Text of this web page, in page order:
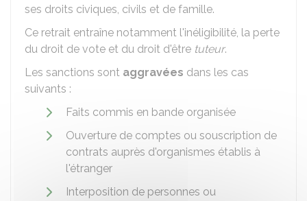
ses droits civiques, civils et de famille.
Ce retrait entraîne notamment l'inéligibilité, la perte
du droit de vote et du droit d'être tuteur.
Les sanctions sont aggravées dans les cas
suivants :
Faits commis en bande organisée
Ouverture de comptes ou souscription de
contrats auprès d'organismes établis à
l'étranger
Interposition de personnes ou